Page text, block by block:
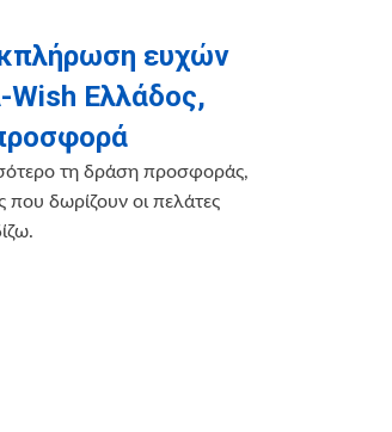
ευχών
Wish Ελλάδος,
τη δράση προσφοράς,
που δωρίζουν οι πελάτες